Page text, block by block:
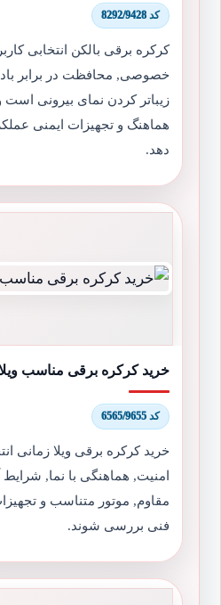
کد 8292/9428
کرکره برقی بالکن انتخابی
خصوصی, محافظت در برابر باد,
زیباتر کردن نمای بیرونی است
هماهنگ و تجهیزات ایمنی
دهد.
خرید کرکره برقی مناسب
کد 6565/9655
خرید کرکره برقی ویلا زمانی
امنیت, هماهنگی با نما, شرایط
مقاوم, موتور متناسب و تجهیزات
فنی بررسی شوند.